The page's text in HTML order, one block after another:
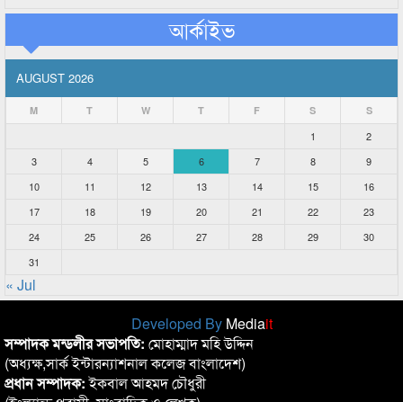
আর্কাইভ
AUGUST 2026
M T W T F S S
1
2
3
4 5 6 7 8
9
10
11 12 13 14 15
16
17
18 19 20 21 22
23
24
25 26 27 28 29
30
31
« Jul
Developed By Mediait
সম্পাদক মন্ডলীর সভাপতি: মোহাম্মাদ মহি উদ্দিন
(অধ্যক্ষ,সার্ক ইন্টারন্যাশনাল কলেজ বাংলাদেশ)
প্রধান সম্পাদক:ইকবাল আহমদ চৌধুরী